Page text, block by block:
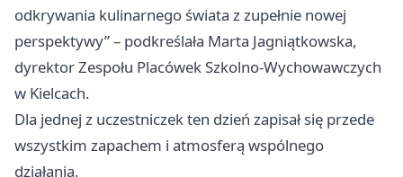
odkrywania kulinarnego świata z zupełnie nowej
perspektywy” – podkreślała Marta Jagniątkowska,
dyrektor Zespołu Placówek Szkolno-Wychowawczych
w Kielcach.
Dla jednej z uczestniczek ten dzień zapisał się przede
wszystkim zapachem i atmosferą wspólnego
działania.